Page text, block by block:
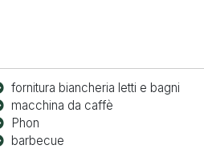
fornitura biancheria letti e bagni
macchina da caffè
Phon
barbecue